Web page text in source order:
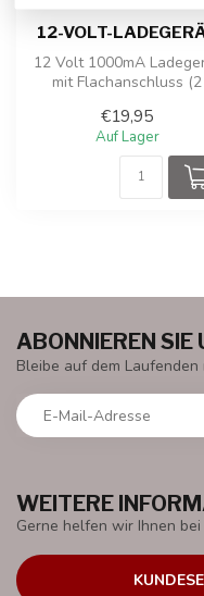
12-VOLT-
12 Volt 1000mA
mit Flachanschluss (2
€19,95
Auf Lager
WEITERE
Gerne helfen wir Ihnen
ABONNIEREN SIE
Bleibe auf dem